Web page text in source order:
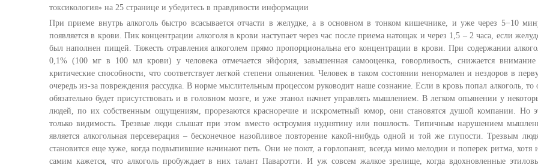
токсикология» на 25 странице и убедитесь в правдивости информации
При приеме внутрь алкоголь быстро всасывается отчасти в желудке, а в основном в тонком кишечнике, и уже через 5−10
появляется в крови. Пик концентрации алкоголя в крови наступает через час после приема натощак и через 1,5 – 2 часа, если
был наполнен пищей. Тяжесть отравления алкоголем прямо пропорциональна его концентрации в крови. При содержании
0,1% (100 мг в 100 мл крови) у человека отмечается эйфория, завышенная самооценка, говорливость, снижается
критические способности, что соответствует легкой степени опьянения. Человек в таком состоянии ненормален и нездоров в
очередь из-за повреждения рассудка. В норме мыслительным процессом руководит наше сознание. Если в кровь попал алкоголь, то
обязательно будет присутствовать и в головном мозге, и уже этанол начнет управлять мышлением. В легком опьянении у
людей, по их собственным ощущениям, прорезаются красноречие и искрометный юмор, они становятся душой компании. Но
только видимость. Трезвые люди слышат при этом вместо остроумия нуднятину или пошлость. Типичным нарушением
является алкогольная персеверация – бесконечное назойливое повторение какой-нибудь одной и той же глупости. Трезвым
становится еще хуже, когда подвыпившие начинают петь. Они не поют, а горлопанят, всегда мимо мелодии и поперек ритма, хотя
самим кажется, что алкоголь пробуждает в них талант Паваротти. И уж совсем жалкое зрелище, когда вдохновленные